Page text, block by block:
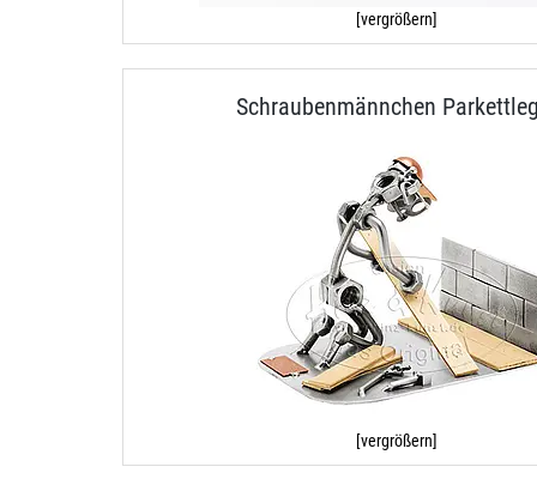
[vergrößern]
Schraubenmännchen
[vergrößern]